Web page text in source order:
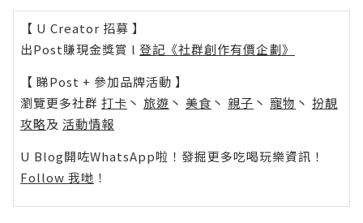
【 U Creator 招募 】
出Post賺現金獎賞 l 登記《社群創作有價企劃》
【 睇Post + 參加品牌活動 】
瀏覽更多社群 打卡 丶 旅遊 丶 美食 丶 親子 丶 寵物 丶 扮靚
攻略及 活動情報
U Blog開咗WhatsApp啦！發掘更多吃喝玩樂資訊！
Follow 我哋 ！